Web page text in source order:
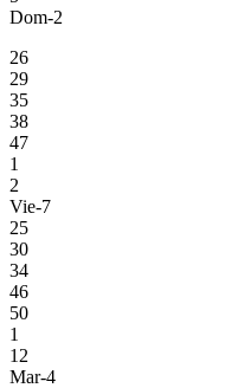
Dom-2
26
29
35
38
47
1
2
Vie-7
25
30
34
46
50
1
12
Mar-4